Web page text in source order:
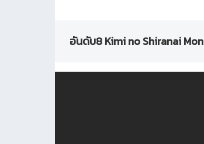
อันดับ8 Kimi no Shiranai